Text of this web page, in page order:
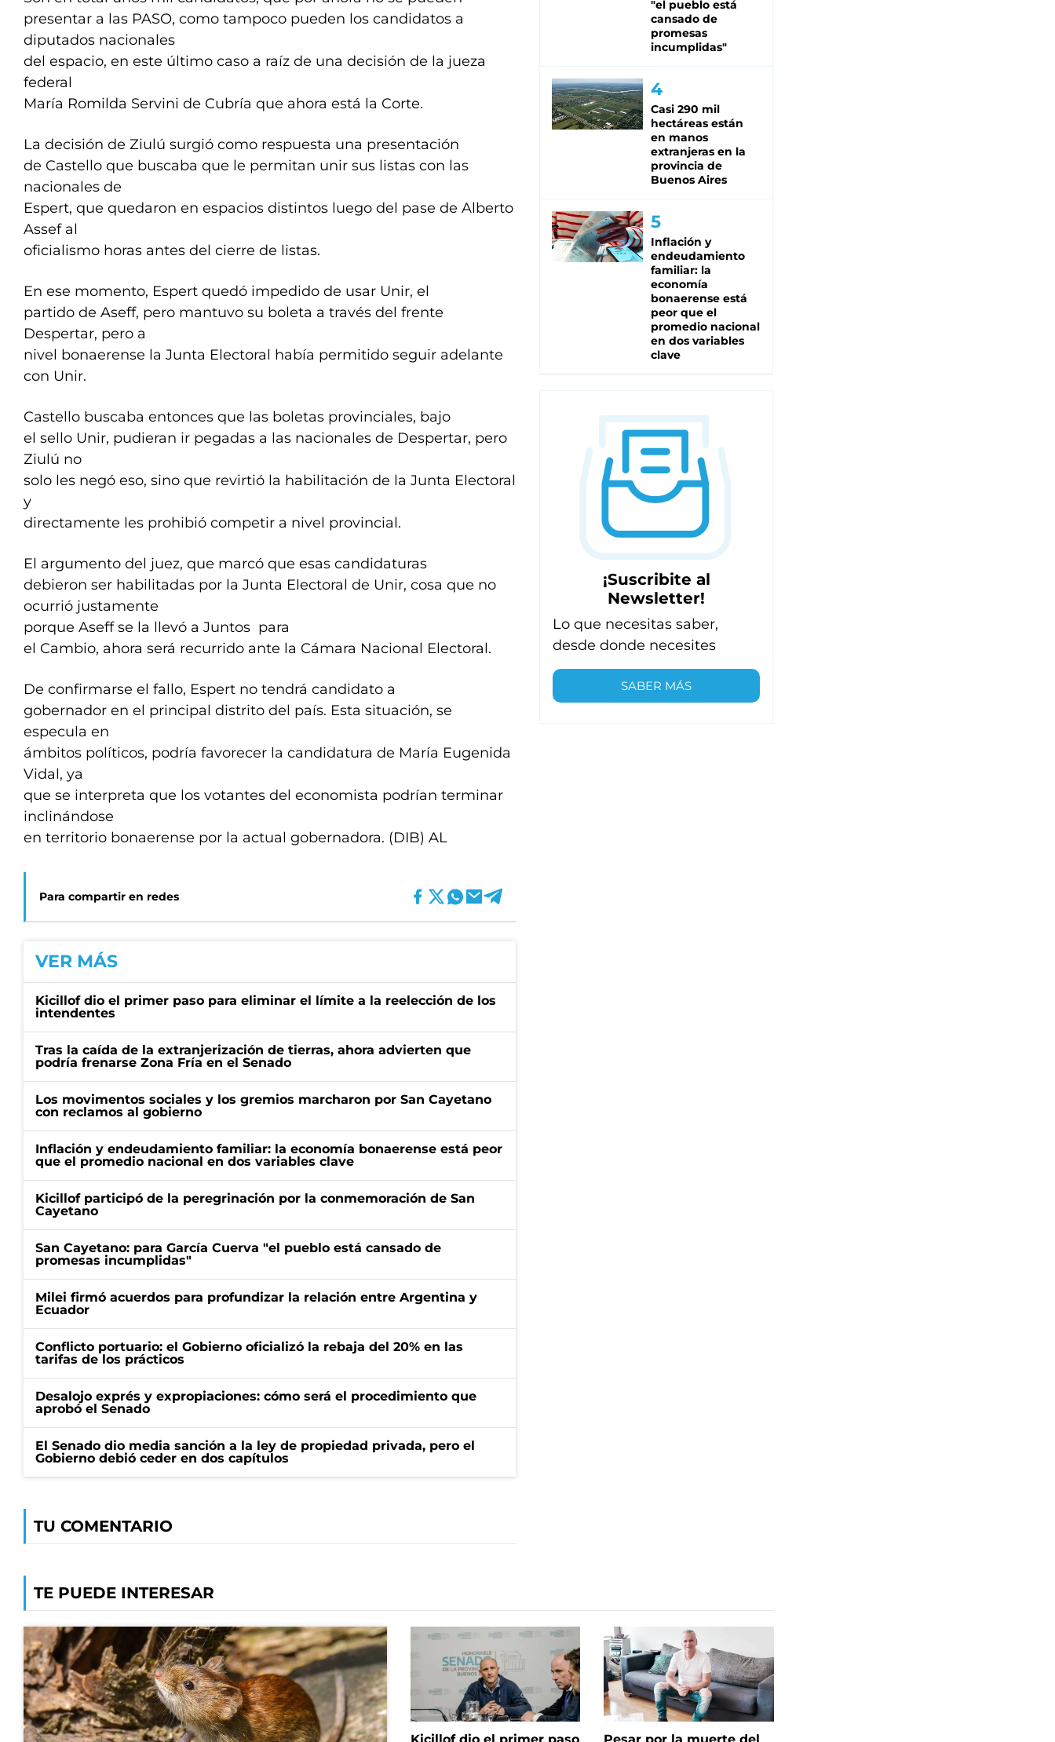
presentar a las PASO, como tampoco pueden los candidatos a
diputados nacionales
del espacio, en este último caso a raíz de una decisión de la jueza
federal
María Romilda Servini de Cubría que ahora está la Corte.
La decisión de Ziulú surgió como respuesta una presentación
de Castello que buscaba que le permitan unir sus listas con las
nacionales de
Espert, que quedaron en espacios distintos luego del pase de Alberto
Assef al
oficialismo horas antes del cierre de listas.
En ese momento, Espert quedó impedido de usar Unir, el
partido de Aseff, pero mantuvo su boleta a través del frente
Despertar, pero a
nivel bonaerense la Junta Electoral había permitido seguir adelante
con Unir.
Castello buscaba entonces que las boletas provinciales, bajo
el sello Unir, pudieran ir pegadas a las nacionales de Despertar, pero
Ziulú no
solo les negó eso, sino que revirtió la habilitación de la Junta Electoral
y
directamente les prohibió competir a nivel provincial.
El argumento del juez, que marcó que esas candidaturas
debieron ser habilitadas por la Junta Electoral de Unir, cosa que no
ocurrió justamente
porque Aseff se la llevó a Juntos para
el Cambio, ahora será recurrido ante la Cámara Nacional Electoral.
De confirmarse el fallo, Espert no tendrá candidato a
gobernador en el principal distrito del país. Esta situación, se
especula en
ámbitos políticos, podría favorecer la candidatura de María Eugenida
Vidal, ya
que se interpreta que los votantes del economista podrían terminar
inclinándose
en territorio bonaerense por la actual gobernadora. (DIB) AL
Para compartir en redes
VER MÁS
Kicillof dio el primer paso para eliminar el límite a la reelección de los
intendentes
Tras la caída de la extranjerización de tierras, ahora advierten que
podría frenarse Zona Fría en el Senado
Los movimentos sociales y los gremios marcharon por San Cayetano
con reclamos al gobierno
Inflación y endeudamiento familiar: la economía bonaerense está peor
que el promedio nacional en dos variables clave
Kicillof participó de la peregrinación por la conmemoración de San
Cayetano
San Cayetano: para García Cuerva "el pueblo está cansado de
promesas incumplidas"
Milei firmó acuerdos para profundizar la relación entre Argentina y
Ecuador
Conflicto portuario: el Gobierno oficializó la rebaja del 20% en las
tarifas de los prácticos
Desalojo exprés y expropiaciones: cómo será el procedimiento que
aprobó el Senado
El Senado dio media sanción a la ley de propiedad privada, pero el
Gobierno debió ceder en dos capítulos
TU COMENTARIO
"el pueblo está
cansado de
promesas
incumplidas"
Casi 290 mil
hectáreas están
en manos
extranjeras en la
provincia de
Buenos Aires
Inflación y
endeudamiento
familiar: la
economía
bonaerense está
peor que el
promedio nacional
en dos variables
clave
¡Suscribite al
Newsletter!
Lo que necesitas saber,
desde donde necesites
SABER MÁS
TE PUEDE INTERESAR